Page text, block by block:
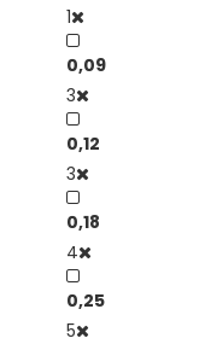
1
0,09
3
0,12
3
0,18
4
0,25
5